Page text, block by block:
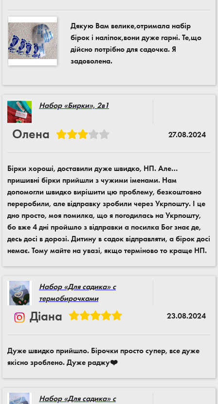
Дякую Вам велике,отримала набір
бірок і наліпок,вони дуже гарні. Те,що
дійсно потрібно для садочка. Я
задоволена.
Набор «Бирки», 2в1
Олена 27.08.2024
Бірки хороші, доставили дуже швидко, НП. Але…
пришивні бірки прийшли з чужими іменами. Нам
допомогли швидко вирішити цю проблему, безкоштовно
переробили, але відправку зробили через Укрпошту. І це
дно просто, моя помилка, що я погодилась на Укрпошту,
бо вже 4 дні пройшло з відправки а посилка Бог знає де,
десь досі в дорозі. Дитину в садок відправляти, а бірок досі
немає. Тому майте на увазі, якщо терміново то краще НП.
Набор «Для садика» с
термобирочками
Діана 23.08.2024
Дуже швидко прийшло. Бірочки просто супер, все дуже
якісно зроблено. Дуже раджу❤️
Набор «Для садика» с